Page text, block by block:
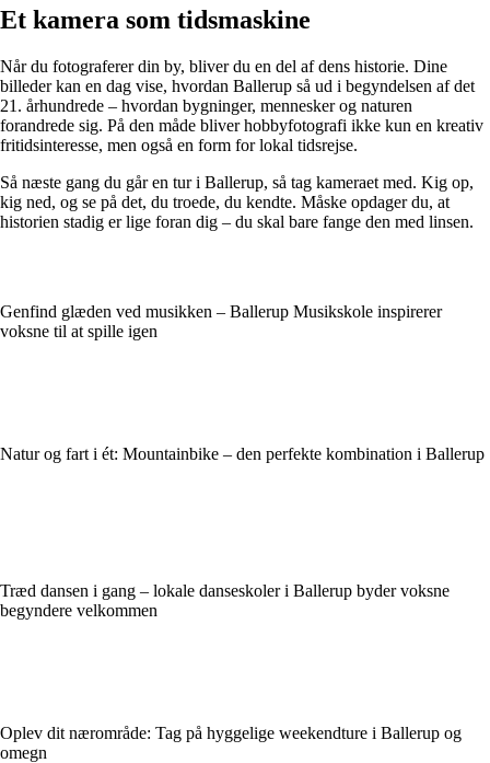
Et kamera som tidsmaskine
Når du fotograferer din by, bliver du en del af dens historie. Dine
billeder kan en dag vise, hvordan Ballerup så ud i begyndelsen af det
21. århundrede – hvordan bygninger, mennesker og naturen
forandrede sig. På den måde bliver hobbyfotografi ikke kun en kreativ
fritidsinteresse, men også en form for lokal tidsrejse.
Så næste gang du går en tur i Ballerup, så tag kameraet med. Kig op,
kig ned, og se på det, du troede, du kendte. Måske opdager du, at
historien stadig er lige foran dig – du skal bare fange den med linsen.
Genfind glæden ved musikken – Ballerup Musikskole inspirerer
voksne til at spille igen
Natur og fart i ét: Mountainbike – den perfekte kombination i Ballerup
Træd dansen i gang – lokale danseskoler i Ballerup byder voksne
begyndere velkommen
Oplev dit nærområde: Tag på hyggelige weekendture i Ballerup og
omegn